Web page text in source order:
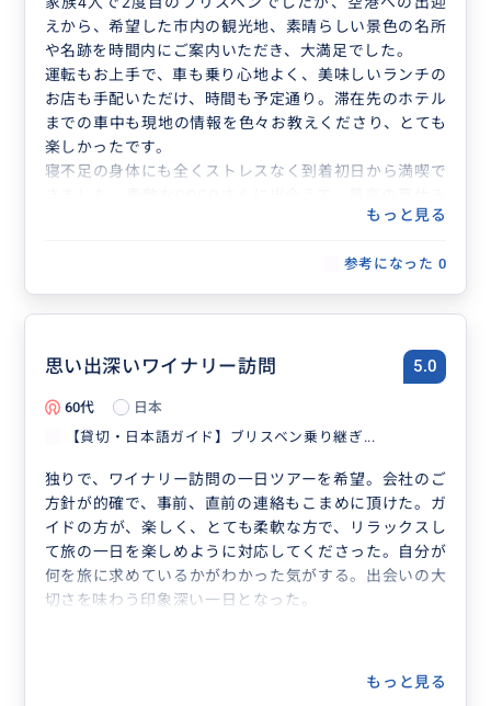
えから、希望した市内の観光地、素晴らしい景色の名所
や名跡を時間内にご案内いただき、大満足でした。
運転もお上手で、車も乗り心地よく、美味しいランチの
お店も手配いただけ、時間も予定通り。滞在先のホテル
までの車中も現地の情報を色々お教えくださり、とても
楽しかったです。
寝不足の身体にも全くストレスなく到着初日から満喫で
になりました。また、利用させていただきます。ありが
もっと見る
参考になった 0
思い出深いワイナリー訪問 5.0
60代
日本
【貸切・日本語ガイド】ブリスベン乗り継ぎ...
独りで、ワイナリー訪問の一日ツアーを希望。会社のご
方針が的確で、事前、直前の連絡もこまめに頂けた。ガ
イドの方が、楽しく、とても柔軟な方で、リラックスし
て旅の一日を楽しめように対応してくださった。自分が
何を旅に求めているかがわかった気がする。出会いの大
切さを味わう印象深い一日となった。
もっと見る